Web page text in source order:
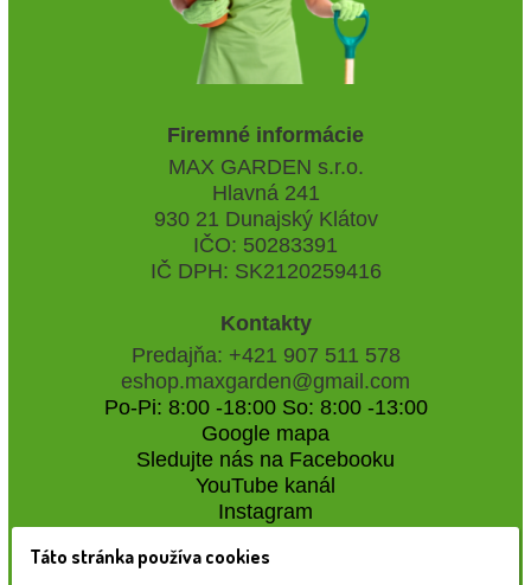
Firemné informácie
MAX GARDEN s.r.o.
Hlavná 241
930 21 Dunajský Klátov
IČO: 50283391
IČ DPH: SK2120259416
Kontakty
Predajňa: +421 907 511 578
eshop.maxgarden@gmail.com
Po-Pi: 8:00 -18:00 So: 8:00 -13:00
Google mapa
Sledujte nás na Facebooku
YouTube kanál
Instagram
Naše záhradné centrum
Táto stránka používa cookies